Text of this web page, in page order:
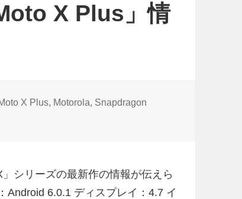
X Plus」情
X Plus, Motorola, Snapdragon
に
シリーズの最新作の情報が伝えら
Android 6.0.1 ディスプレイ：4.7 イ